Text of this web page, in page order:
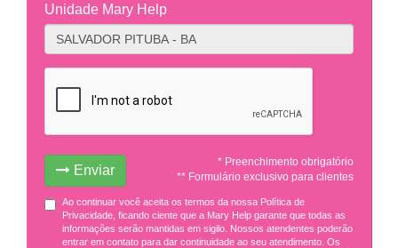
Unidade Mary Help
Enviar
* Preenchimento obrigatório
** Formulário exclusivo para clientes
Ao continuar você aceita os termos da nossa Política de
Privacidade, ficando ciente que a Mary Help garante que todas as
informações serão mantidas em sigilo. Nossos atendentes poderão
entrar em contato para dar continuidade ao seu atendimento. Os